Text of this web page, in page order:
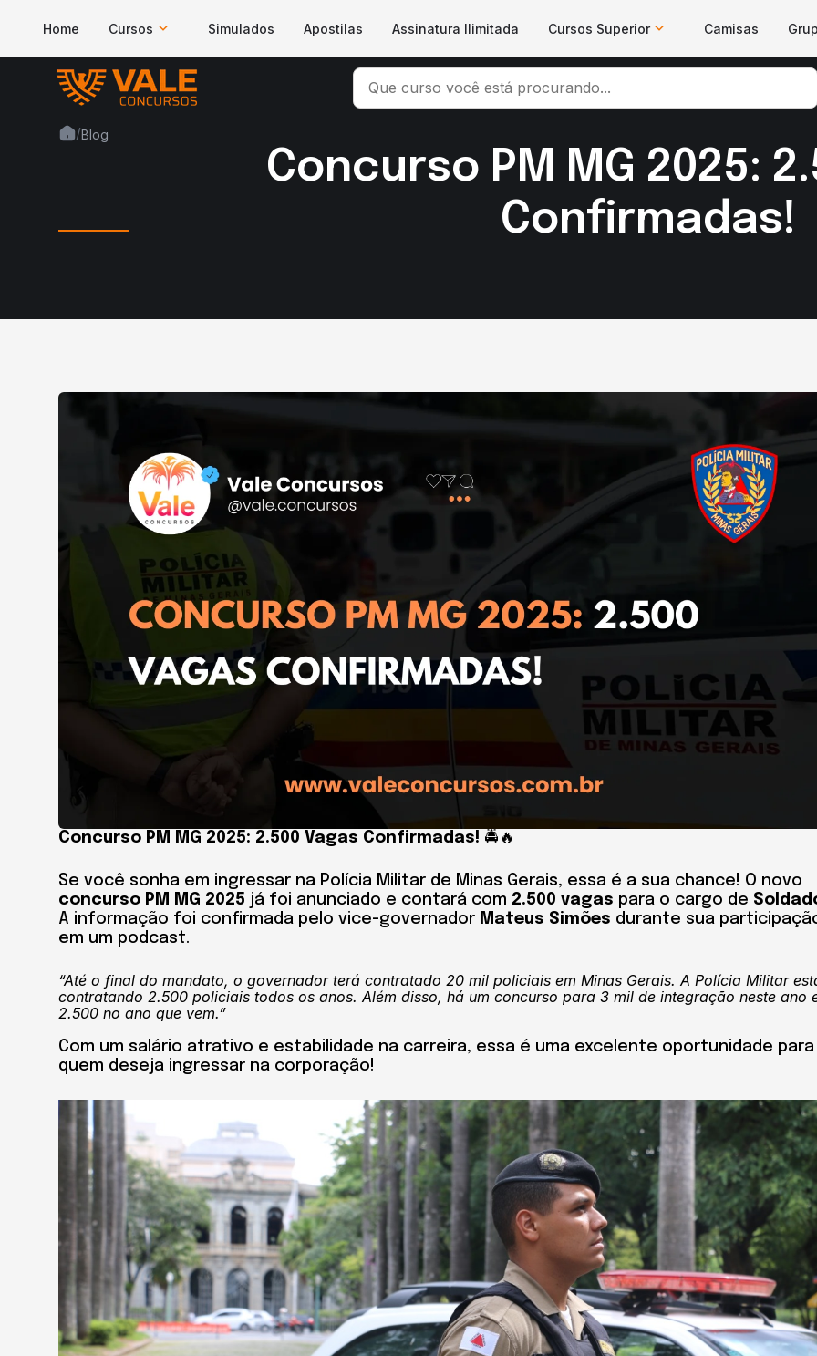
Home Cursos Simulados Apostilas Assinatura Ilimitada Cursos Superior Camisas
/Blog
Concurso PM MG 2025:
Confirmadas!
Concurso PM MG 2025: 2.500 Vagas Confirmadas! 🚔🔥
Se você sonha em ingressar na Polícia Militar de Minas Gerais, essa é a sua chance! O novo
concurso PM MG 2025 já foi anunciado e contará com 2.500 vagas para o cargo de
A informação foi confirmada pelo vice-governador Mateus Simões durante sua
em um podcast.
“Até o final do mandato, o governador terá contratado 20 mil policiais em Minas Gerais. A Polícia Militar
contratando 2.500 policiais todos os anos. Além disso, há um concurso para 3 mil de integração neste ano
2.500 no ano que vem.”
Com um salário atrativo e estabilidade na carreira, essa é uma excelente oportunidade para
quem deseja ingressar na corporação!